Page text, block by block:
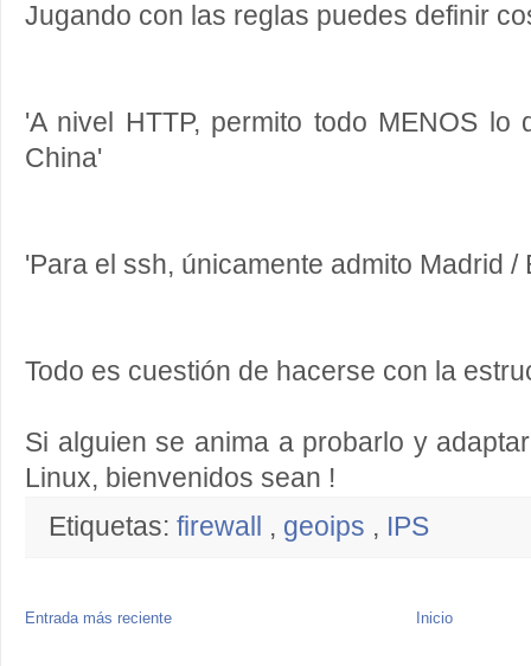
Jugando con las reglas puedes definir
'A nivel HTTP, permito todo MENOS
China'
'Para el ssh, únicamente admito Madrid /
Todo es cuestión de hacerse con la
Si alguien se anima a probarlo y
Linux, bienvenidos sean !
Etiquetas: firewall , geoips , IPS
Entrada más reciente Inicio